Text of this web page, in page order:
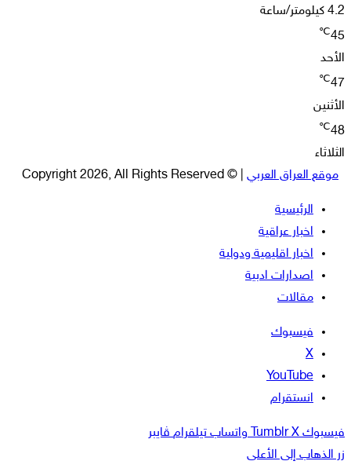
4.2 كيلومتر/ساعة
45
℃
الأحد
47
℃
الأثنين
48
℃
الثلاثاء
موقع العراق العربي | © Copyright 2026, All Rights Reserved
الرئيسية
اخبار عراقية
اخبار اقليمية ودولية
اصدارات ادبية
مقالات
فيسبوك
‫X
‫YouTube
انستقرام
فيسبوك ‫X واتساب تيلقرام ڤايبر
زر الذهاب إلى الأعلى